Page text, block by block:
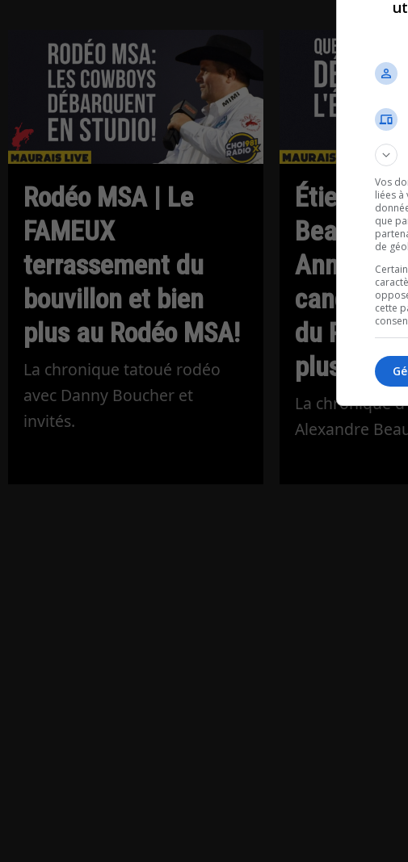
Rodéo MSA | Le
FAMEUX
terrassement du
bouvillon et bien
plus au Rodéo MSA!
La chronique tatoué rodéo
avec Danny Boucher et
invités.
Étienne-
du PQ,
plus!
La chronique
Alexandre
Vos
liées
que
de
cette